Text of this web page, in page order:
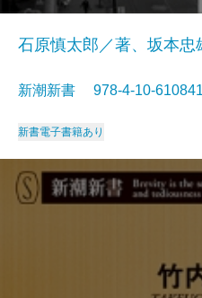
石原慎太郎／著、坂本忠
新潮新書 978-4-10-
新書電子書籍あり